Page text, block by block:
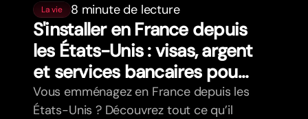
La vie 8 minute de lecture
S'installer en France depuis
les États-Unis : visas, argent
et services bancaires pour
les expatriés
Vous emménagez en France depuis les
États-Unis ? Découvrez tout ce qu’il